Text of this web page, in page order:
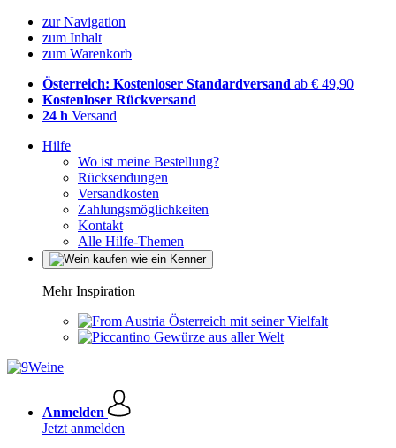
zur Navigation
zum Inhalt
zum Warenkorb
Österreich: Kostenloser Standardversand ab € 49,90
Kostenloser Rückversand
24 h Versand
Hilfe
Wo ist meine Bestellung?
Rücksendungen
Versandkosten
Zahlungsmöglichkeiten
Kontakt
Alle Hilfe-Themen
Mehr Inspiration
Österreich mit seiner Vielfalt
Gewürze aus aller Welt
Anmelden
Jetzt anmelden